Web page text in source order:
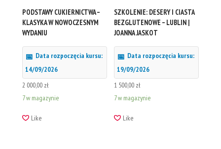
PODSTAWY CUKIERNICTWA –
KLASYKA W NOWOCZESNYM
WYDANIU
Data rozpoczęcia kursu:
14/09/2026
2 000,00 zł
7 w magazynie
Like
SZKOLENIE: DESERY I CIASTA
BEZGLUTENOWE – LUBLIN |
JOANNA JASKOT
Data rozpoczęcia kursu:
19/09/2026
1 500,00 zł
7 w magazynie
Like